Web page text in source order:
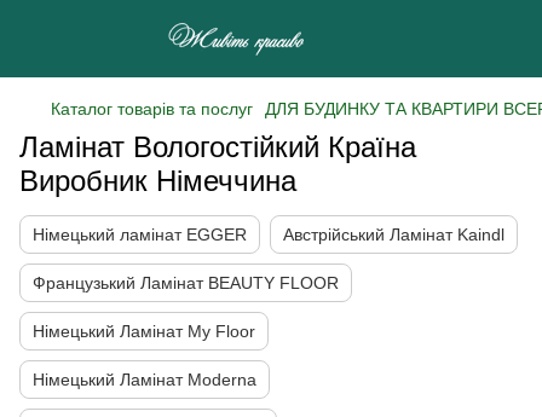
Каталог товарів та послуг ДЛЯ БУДИНКУ ТА КВАРТИРИ
Ламінат Вологостійкий Країна
Виробник Німеччина
Німецький ламінат EGGER Австрійський Ламінат Kaindl
Французький Ламінат BEAUTY FLOOR
Німецький Ламінат My Floor
Німецький Ламінат Moderna